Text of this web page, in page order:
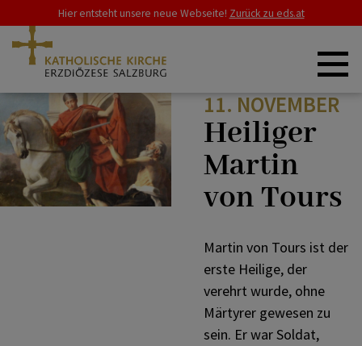
Hier entsteht unsere neue Webseite! Zurück zu eds.at
ERZDIÖZESE
SCHWERPUNKTE
GLAUBE & LEBEN
ZURÜCK
Salz & Licht
ZURÜCK
Übersicht Festtage
Erentrudissonntag
11. NOVEMBER
Heiliger
Martin
von Tours
Martin von Tours ist der
erste Heilige, der
verehrt wurde, ohne
Märtyrer gewesen zu
sein. Er war Soldat,